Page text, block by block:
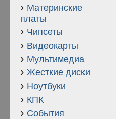
Материнские
платы
Чипсеты
Видеокарты
Мультимедиа
Жесткие диски
Ноутбуки
КПК
События